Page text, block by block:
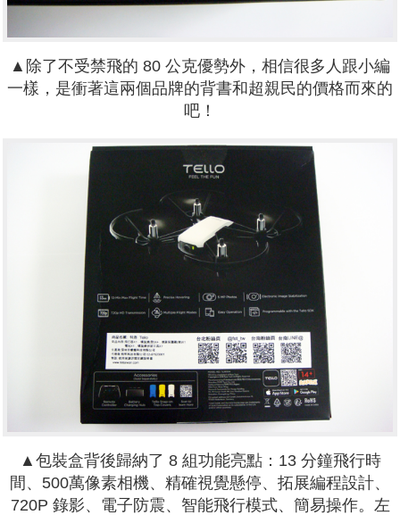
▲除了不受禁飛的 80 公克優勢外，相信很多人跟小編
一樣，是衝著這兩個品牌的背書和超親民的價格而來的
吧！
▲包裝盒背後歸納了 8 組功能亮點：13 分鐘飛行時
間、500萬像素相機、精確視覺懸停、拓展編程設計、
720P 錄影、電子防震、智能飛行模式、簡易操作。左